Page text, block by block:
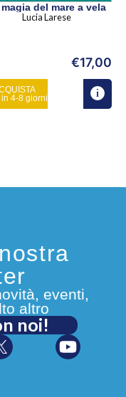
del mare a vela
Lucia Larese
€17,00
4-8 giorni
eventi,
altro
noi!